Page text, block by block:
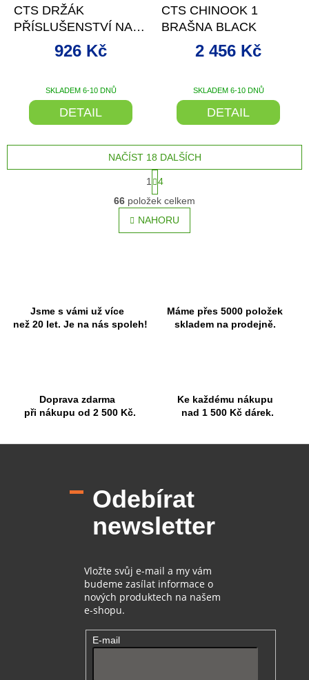
CTS DRŽÁK
PŘÍSLUŠENSTVÍ NA
MADLO 2
SKLADEM 6-10 DNŮ
926 Kč
DETAIL
M
A
CTS CHINOOK 1
BRAŠNA BLACK
SKLADEM 6-10 DNŮ
2 456 Kč
DETAIL
O
v
l
á
NAČÍST 18 DALŠÍCH
t
r
á
n
k
1
4
66 položek celkem
NAHORU
Jsme s vámi už více
než 20 let. Je na nás spoleh!
Máme přes 5000 položek
skladem na prodejně.
Doprava zdarma
při nákupu od 2 500 Kč.
Ke každému nákupu
nad 1 500 Kč dárek.
Odebírat
newsletter
Vložte svůj e-mail a my vám
budeme zasílat informace o
nových produktech na našem
e-shopu.
E-mail